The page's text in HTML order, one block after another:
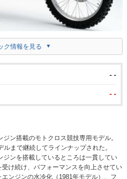
ク情報を見る
- -
- -
ン搭載のモトクロス競技専用モデル。
まで継続してラインナップされた。
ジンを搭載しているところは一貫してい
け続け、パフォーマンスを向上させてい
ンジンの水冷化（1981年モデル）、フ